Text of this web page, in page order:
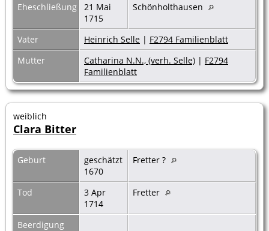
Eheschließung
21 Mai
1715
Schönholthausen
Vater Heinrich Selle | F2794 Familienblatt
Mutter
Catharina N.N., (verh. Selle) | F2794
Familienblatt
weiblich
Clara Bitter
Geburt
geschätzt
1670
Fretter ?
Tod
3 Apr
1714
Fretter
Beerdigung